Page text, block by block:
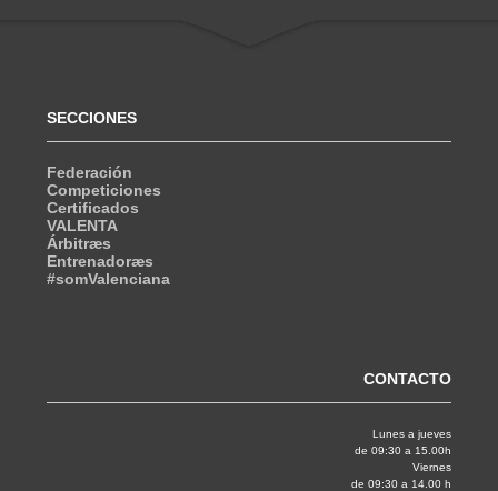
SECCIONES
Federación
Competiciones
Certificados
VALENTA
Árbitræs
Entrenadoræs
#somValenciana
CONTACTO
Lunes a jueves
de 09:30 a 15.00h
Viernes
de 09:30 a 14.00 h